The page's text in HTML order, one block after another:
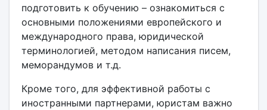
подготовить к обучению – ознакомиться с
основными положениями европейского и
международного права, юридической
терминологией, методом написания писем,
меморандумов и т.д.
Кроме того, для эффективной работы с
иностранными партнерами, юристам важно